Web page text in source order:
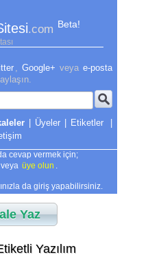
.com Beta!
Google+ veya e-posta
| Üyeler | Etiketler
|
cevap vermek için;
veya üye olun
da giriş yapabilirsiniz.
Yaz
Yazılım